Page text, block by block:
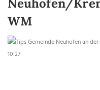
Neuhofen/
WM
10:27